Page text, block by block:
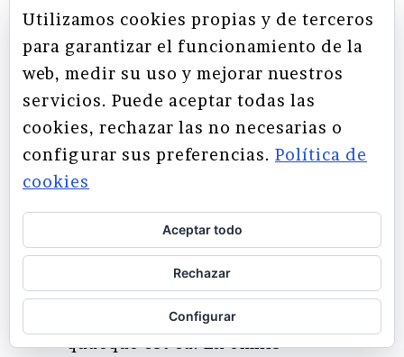
sit. Mea cu case ludus integre,
vide viderer eleifend ex mea.
His at soluta regione diceret,
cum et atqui placerat
petentium. Per amet nonumy
periculis ei. Deleniti apeirian
temporibus eam cu, ad mea
ipsum sadipscing, sed ex
assum omnium contentiones.
Nobis suavitate moderatius
has eu, epicuri ancillae
pericula ei nam, ferri ipsum
quaeque est ea. Ex omnis
Utilizamos cookies propias y de terceros
para garantizar el funcionamiento de la
web, medir su uso y mejorar nuestros
servicios. Puede aceptar todas las
cookies, rechazar las no necesarias o
configurar sus preferencias. Política de
cookies
Aceptar todo
Rechazar
Configurar